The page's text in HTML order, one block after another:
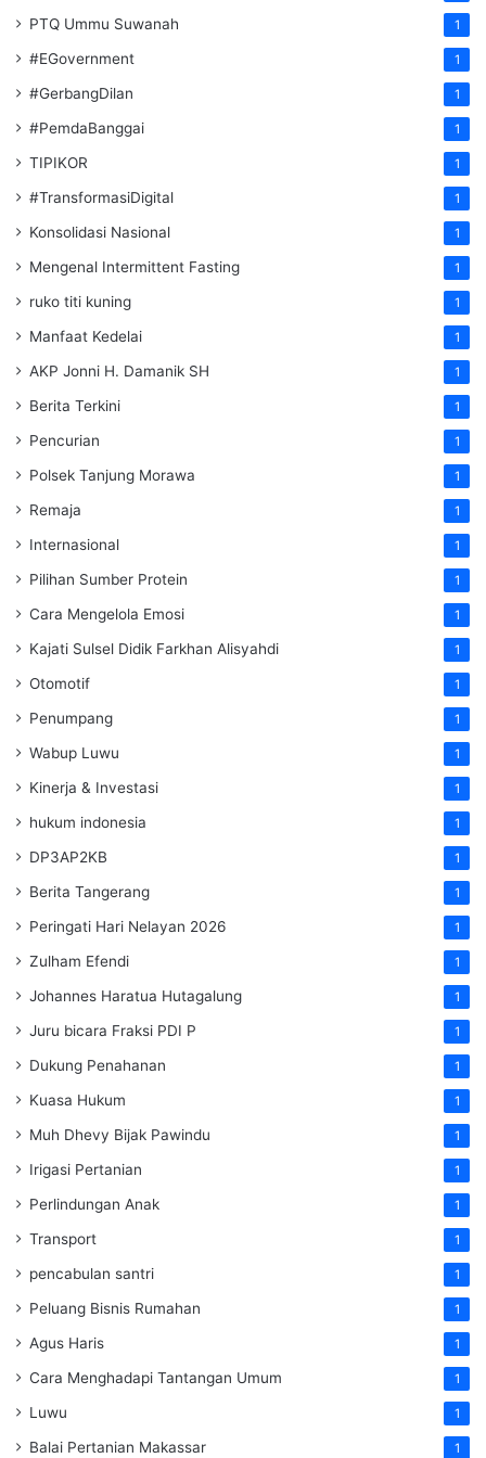
PTQ Ummu Suwanah 1
#EGovernment 1
#GerbangDilan 1
#PemdaBanggai 1
TIPIKOR 1
#TransformasiDigital 1
Konsolidasi Nasional 1
Mengenal Intermittent Fasting 1
ruko titi kuning 1
Manfaat Kedelai 1
AKP Jonni H. Damanik SH 1
Berita Terkini 1
Pencurian 1
Polsek Tanjung Morawa 1
Remaja 1
Internasional 1
Pilihan Sumber Protein 1
Cara Mengelola Emosi 1
Kajati Sulsel Didik Farkhan Alisyahdi 1
Otomotif 1
Penumpang 1
Wabup Luwu 1
Kinerja & Investasi 1
hukum indonesia 1
DP3AP2KB 1
Berita Tangerang 1
Peringati Hari Nelayan 2026 1
Zulham Efendi 1
Johannes Haratua Hutagalung 1
Juru bicara Fraksi PDI P 1
Dukung Penahanan 1
Kuasa Hukum 1
Muh Dhevy Bijak Pawindu 1
Irigasi Pertanian 1
Perlindungan Anak 1
Transport 1
pencabulan santri 1
Peluang Bisnis Rumahan 1
Agus Haris 1
Cara Menghadapi Tantangan Umum 1
Luwu 1
Balai Pertanian Makassar 1